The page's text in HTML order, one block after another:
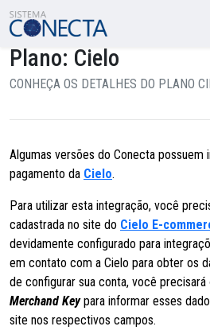
Plano: Cielo
CONHEÇA OS DETALHES DO PLANO
Algumas versões do Conecta
pagamento da Cielo.
Para utilizar esta integração, você
cadastrada no site do Cielo E-
devidamente configurado para
em contato com a Cielo para obter os
de configurar sua conta, você precisará
Merchand Keypara informar esses
site nos respectivos campos.